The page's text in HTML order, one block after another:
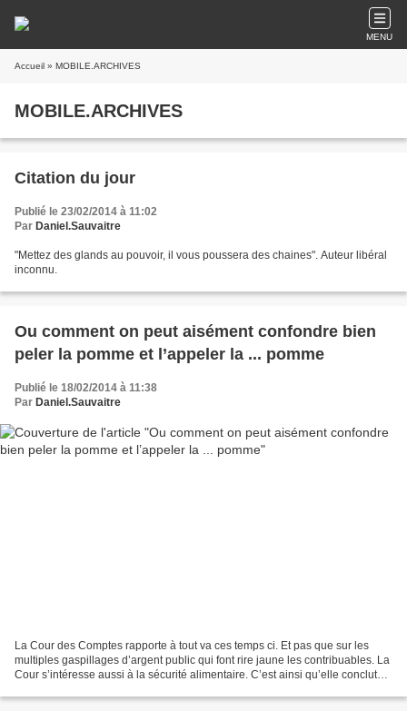
MENU
Accueil » MOBILE.ARCHIVES
MOBILE.ARCHIVES
Citation du jour
Publié le 23/02/2014 à 11:02
Par Daniel.Sauvaitre
"Mettez des glands au pouvoir, il vous poussera des chaines". Auteur libéral
inconnu.
Ou comment on peut aisément confondre bien
peler la pomme et l’appeler la ... pomme
Publié le 18/02/2014 à 11:38
Par Daniel.Sauvaitre
La Cour des Comptes rapporte à tout va ces temps ci. Et pas que sur les
multiples gaspillages d’argent public qui font rire jaune les contribuables. La
Cour s’intéresse aussi à la sécurité alimentaire. C’est ainsi qu’elle conclut